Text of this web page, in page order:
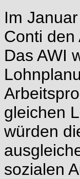
Im
Conti den
Das AWI
gleichen
würden
sozialen